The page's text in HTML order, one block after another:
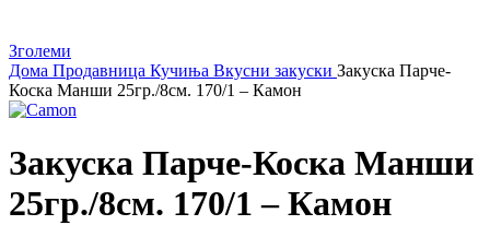
Зголеми
Дома Продавница Кучиња Вкусни закуски Закуска Парче-
Коска Манши 25гр./8см. 170/1 – Камон
Закуска Парче-Коска Манши
25гр./8см. 170/1 – Камон